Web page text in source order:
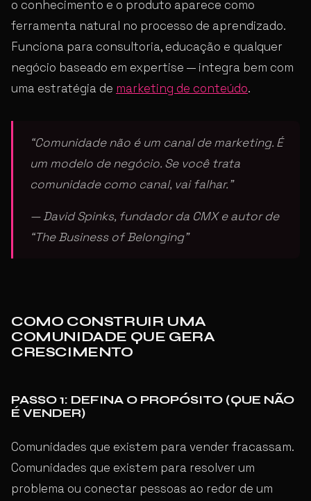
o conhecimento e o produto aparece como
ferramenta natural no processo de aprendizado.
Funciona para consultoria, educação e qualquer
negócio baseado em expertise — integra bem com
uma estratégia de marketing de conteúdo.
“Comunidade não é um canal de marketing. É
um modelo de negócio. Se você trata
comunidade como canal, vai falhar.”
— David Spinks, fundador da CMX e autor de
“The Business of Belonging”
COMO CONSTRUIR UMA
COMUNIDADE QUE GERA
CRESCIMENTO
PASSO 1: DEFINA O PROPÓSITO (QUE NÃO
É VENDER)
Comunidades que existem para vender fracassam.
Comunidades que existem para resolver um
problema ou conectar pessoas ao redor de um